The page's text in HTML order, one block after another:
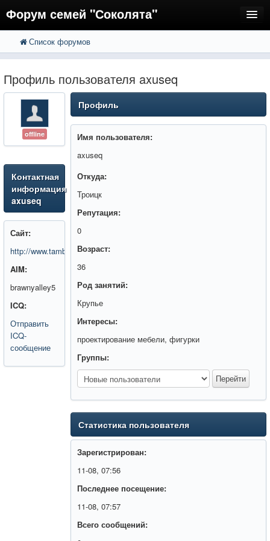
Форум семей "Соколята"
FAQ
Регистрация
Вход
Список форумов
Профиль пользователя axuseq
offline
Контактная
информация
axuseq
Сайт:
http://www.tamboff.ru/pressRelease/view/id/7766
AIM:
brawnyalley5
ICQ:
Отправить
ICQ-
сообщение
Профиль
Имя пользователя:
axuseq
Откуда:
Троицк
Репутация:
0
Возраст:
36
Род занятий:
Крупье
Интересы:
проектирование мебели, фигурки
Группы:
Статистика пользователя
Зарегистрирован:
11-08, 07:56
Последнее посещение:
11-08, 07:57
Всего сообщений: